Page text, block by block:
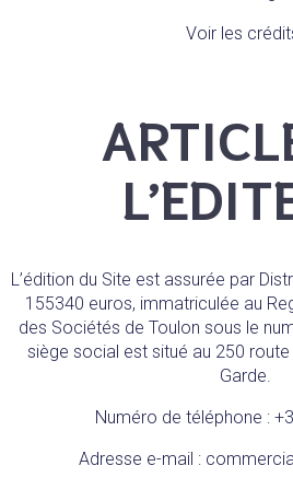
Voir les
Cacher les
L’édition du Site est assurée par
155340 euros, immatriculée au
des Sociétés de Toulon sous le
siège social est situé au 250
Garde.
Numéro de téléphone :
Adresse e-mail :